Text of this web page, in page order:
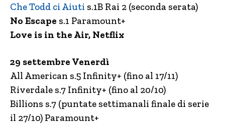
Che Todd ci Aiuti s.1B Rai 2 (seconda serata)
No Escape s.1 Paramount+
Love is in the Air, Netflix
29 settembre Venerdì
All American s.5 Infinity+ (fino al 17/11)
Riverdale s.7 Infinity+ (fino al 20/10)
Billions s.7 (puntate settimanali finale di serie
il 27/10) Paramount+